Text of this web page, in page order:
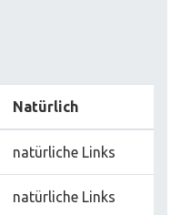
Natürlich
natürliche Links
natürliche Links